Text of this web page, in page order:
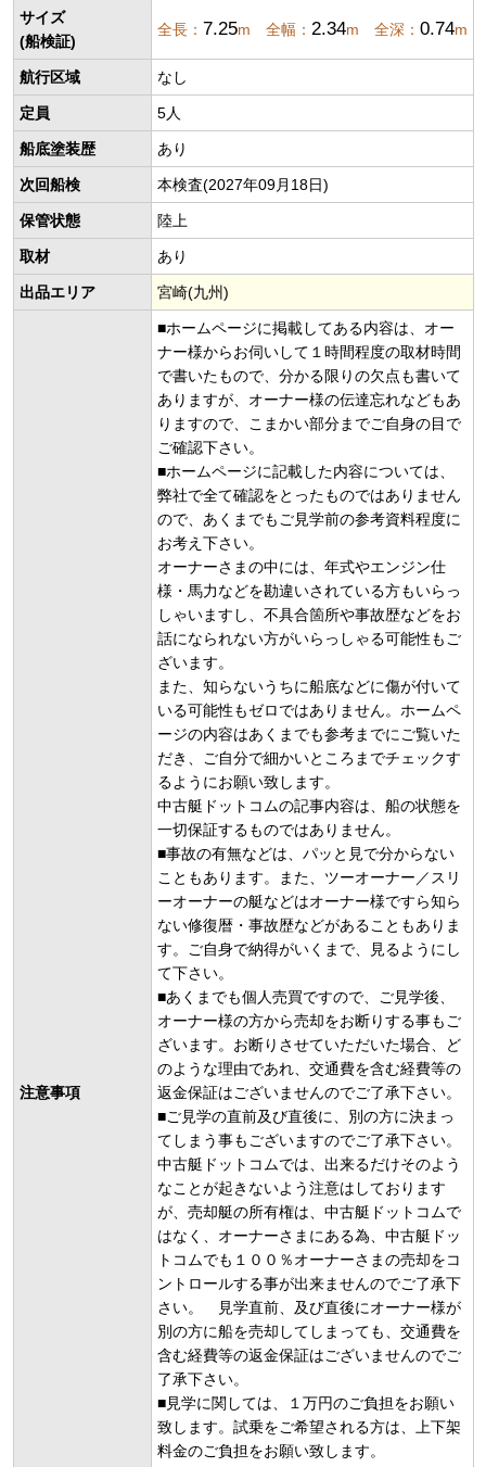
サイズ
(船検証)
全長： 7.25m 全幅： 2.34m 全深： 0.74m
航行区域 なし
定員 5人
船底塗装歴 あり
次回船検 本検査(2027年09月18日)
保管状態 陸上
取材 あり
出品エリア 宮崎(九州)
注意事項
■ホームページに掲載してある内容は、オー
ナー様からお伺いして１時間程度の取材時間
で書いたもので、分かる限りの欠点も書いて
ありますが、オーナー様の伝達忘れなどもあ
りますので、こまかい部分までご自身の目で
ご確認下さい。
■ホームページに記載した内容については、
弊社で全て確認をとったものではありません
ので、あくまでもご見学前の参考資料程度に
お考え下さい。
オーナーさまの中には、年式やエンジン仕
様・馬力などを勘違いされている方もいらっ
しゃいますし、不具合箇所や事故歴などをお
話になられない方がいらっしゃる可能性もご
ざいます。
また、知らないうちに船底などに傷が付いて
いる可能性もゼロではありません。ホームペ
ージの内容はあくまでも参考までにご覧いた
だき、ご自分で細かいところまでチェックす
るようにお願い致します。
中古艇ドットコムの記事内容は、船の状態を
一切保証するものではありません。
■事故の有無などは、パッと見で分からない
こともあります。また、ツーオーナー／スリ
ーオーナーの艇などはオーナー様ですら知ら
ない修復暦・事故歴などがあることもありま
す。ご自身で納得がいくまで、見るようにし
て下さい。
■あくまでも個人売買ですので、ご見学後、
オーナー様の方から売却をお断りする事もご
ざいます。お断りさせていただいた場合、ど
のような理由であれ、交通費を含む経費等の
返金保証はございませんのでご了承下さい。
■ご見学の直前及び直後に、別の方に決まっ
てしまう事もございますのでご了承下さい。
中古艇ドットコムでは、出来るだけそのよう
なことが起きないよう注意はしております
が、売却艇の所有権は、中古艇ドットコムで
はなく、オーナーさまにある為、中古艇ドッ
トコムでも１００％オーナーさまの売却をコ
ントロールする事が出来ませんのでご了承下
さい。 見学直前、及び直後にオーナー様が
別の方に船を売却してしまっても、交通費を
含む経費等の返金保証はございませんのでご
了承下さい。
■見学に関しては、１万円のご負担をお願い
致します。試乗をご希望される方は、上下架
料金のご負担をお願い致します。